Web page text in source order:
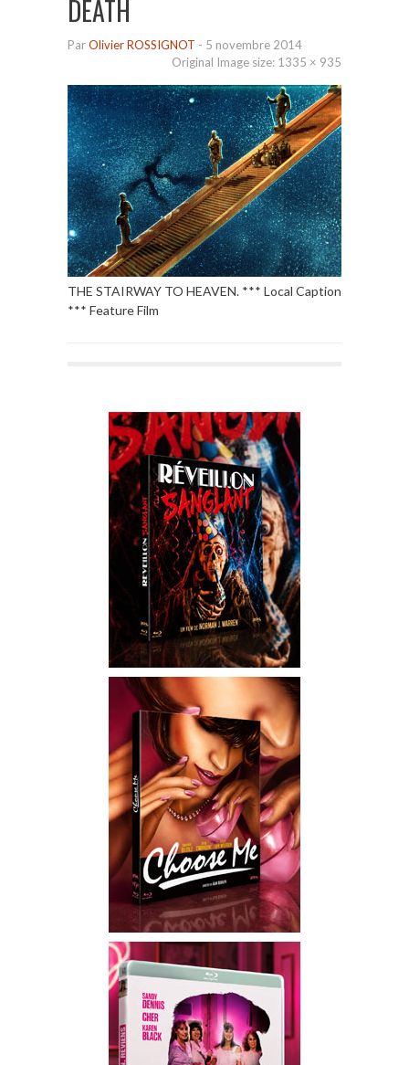
DEATH
ParOlivier ROSSIGNOT - 5 novembre 2014
Original Image size: 1335 × 935
THE STAIRWAY TO HEAVEN. *** Local Caption
*** Feature Film